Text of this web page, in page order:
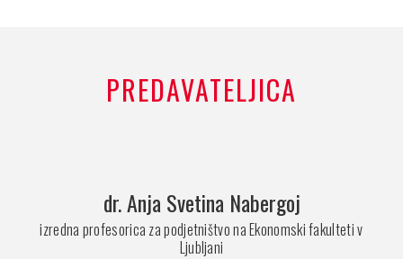
PREDAVATELJICA
dr. Anja Svetina Nabergoj
izredna profesorica za podjetništvo na Ekonomski fakulteti v
Ljubljani